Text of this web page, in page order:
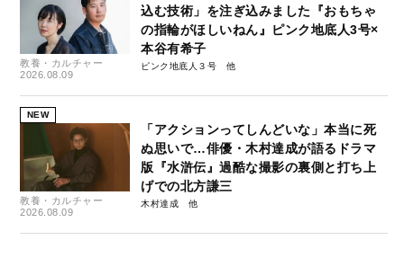
教養・カルチャー
2026.08.09
込む技術」を注ぎ込みました『おもちゃ
の指輪がほしいねん』ピンク地底人3号×
本谷有希子
ピンク地底人３号
NEW
教養・カルチャー
2026.08.09
「アクションってしんどいな」本当に死
ぬ思いで…俳優・木村達成が語るドラマ
版『水滸伝』過酷な撮影の裏側と打ち上
げでの北方謙三
木村達成